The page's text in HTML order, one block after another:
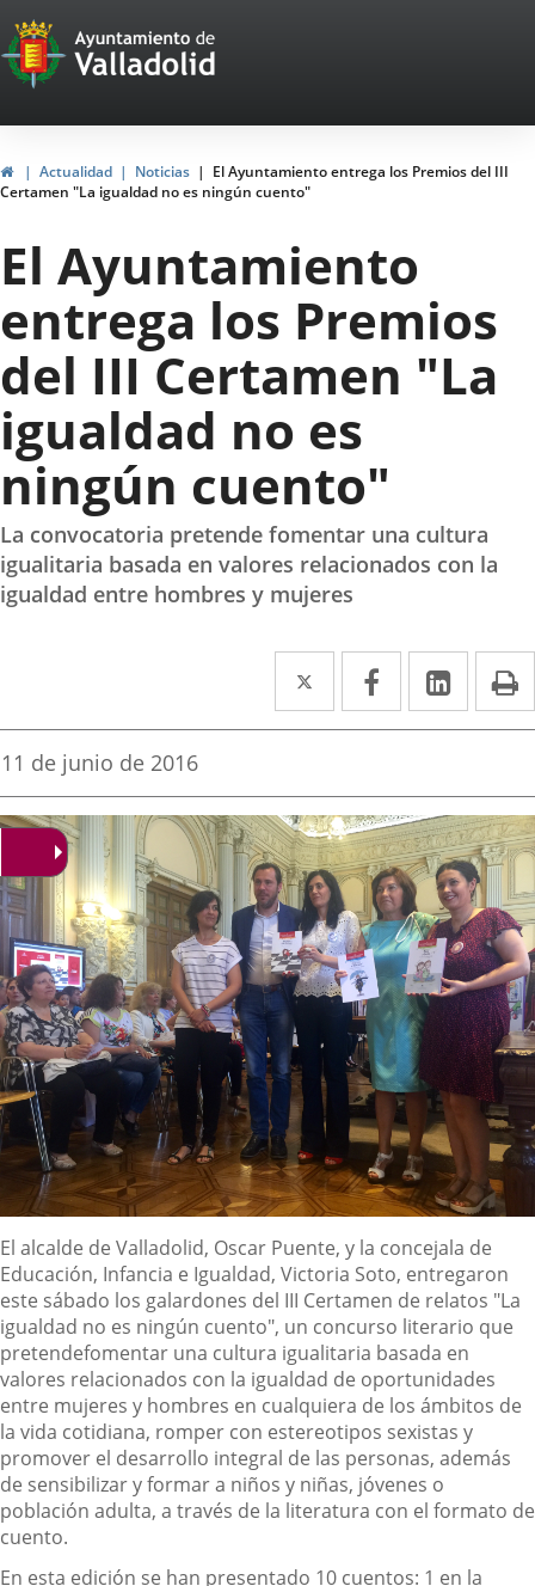
Portal
Web
del
Ayuntamiento
de
Valladolid
HomeActualidad Noticias
El Ayuntamiento entrega los Premios del III
Certamen "La igualdad no es ningún cuento"
El Ayuntamiento
entrega los Premios
del III Certamen "La
igualdad no es
ningún cuento"
La convocatoria pretende fomentar una cultura
igualitaria basada en valores relacionados con la
igualdad entre hombres y mujeres
Twitter
Enlace
a
aplicación
externa.
Facebook
Enlace
a
aplicación
externa.
Enlace
a
Fecha
la
noticia
11 de junio de 2016
Descripción
El alcalde de Valladolid, Oscar Puente, y la concejala de
Educación, Infancia e Igualdad, Victoria Soto, entregaron
este sábado los galardones del III Certamen de relatos "La
igualdad no es ningún cuento", un concurso literario que
pretendefomentar una cultura igualitaria basada en
valores relacionados con la igualdad de oportunidades
entre mujeres y hombres en cualquiera de los ámbitos de
la vida cotidiana, romper con estereotipos sexistas y
promover el desarrollo integral de las personas, además
de sensibilizar y formar a niños y niñas, jóvenes o
población adulta, a través de la literatura con el formato de
cuento.
En esta edición se han presentado 10 cuentos: 1 en la